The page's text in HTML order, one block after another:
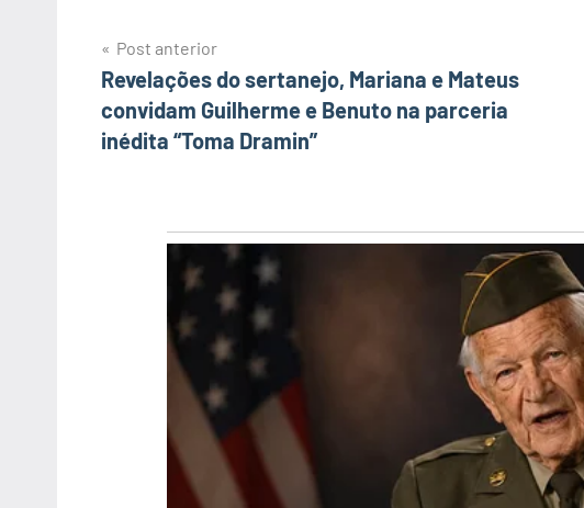
Navegação
de
Post anterior
Revelações do sertanejo, Mariana e Mateus
convidam Guilherme e Benuto na parceria
inédita “Toma Dramin”